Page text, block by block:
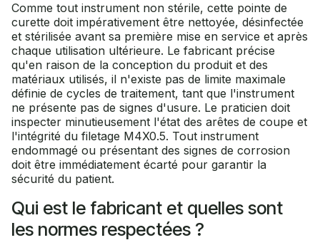
Comme tout instrument non stérile, cette pointe de
curette doit impérativement être nettoyée, désinfectée
et stérilisée avant sa première mise en service et après
chaque utilisation ultérieure. Le fabricant précise
qu'en raison de la conception du produit et des
matériaux utilisés, il n'existe pas de limite maximale
définie de cycles de traitement, tant que l'instrument
ne présente pas de signes d'usure. Le praticien doit
inspecter minutieusement l'état des arêtes de coupe et
l'intégrité du filetage M4X0.5. Tout instrument
endommagé ou présentant des signes de corrosion
doit être immédiatement écarté pour garantir la
sécurité du patient.
Qui est le fabricant et quelles sont
les normes respectées ?